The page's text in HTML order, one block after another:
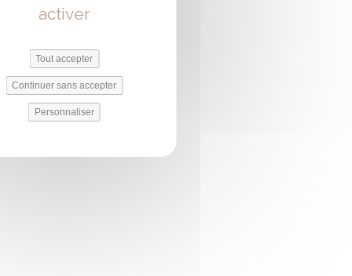
activer
Tout accepter
Continuer sans accepter
Personnaliser